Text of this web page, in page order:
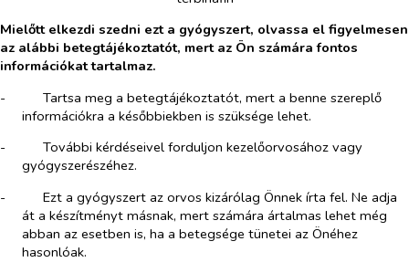
Mielőtt elkezdi szedni ezt a gyógyszert, olvassa el figyelmesen
az alábbi betegtájékoztatót, mert az Ön számára fontos
információkat tartalmaz.
-​
Tartsa meg a betegtájékoztatót, mert a benne szereplő
információkra a későbbiekben is szüksége lehet.
-​
További kérdéseivel forduljon kezelőorvosához vagy
gyógyszerészéhez.
-​
Ezt a gyógyszert az orvos kizárólag Önnek írta fel. Ne adja
át a készítményt másnak, mert számára ártalmas lehet még
abban az esetben is, ha a betegsége tünetei az Önéhez
hasonlóak.